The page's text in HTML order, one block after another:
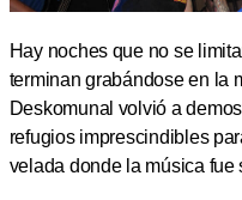
Hay noches que no se
terminan grabándose en la
Deskomunal volvió a
refugios imprescindibles
velada donde la música